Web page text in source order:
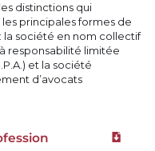
distinctions qui
principales formes de
société en nom collectif
responsabilité limitée
et la société
d’avocats